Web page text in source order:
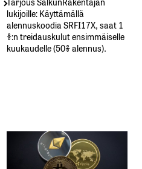
lukijoille: Käyttämällä​ ​
alennuskoodia​ ​SRFI17X,​ ​saat​ ​1
%:n treidauskulut​ ​ensimmäiselle​ ​
kuukaudelle​ ​(50%​ ​alennus).